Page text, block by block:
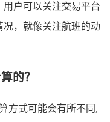
户可以关注交易平台
况，就像关注航班的动
的？
方式可能会有所不同,